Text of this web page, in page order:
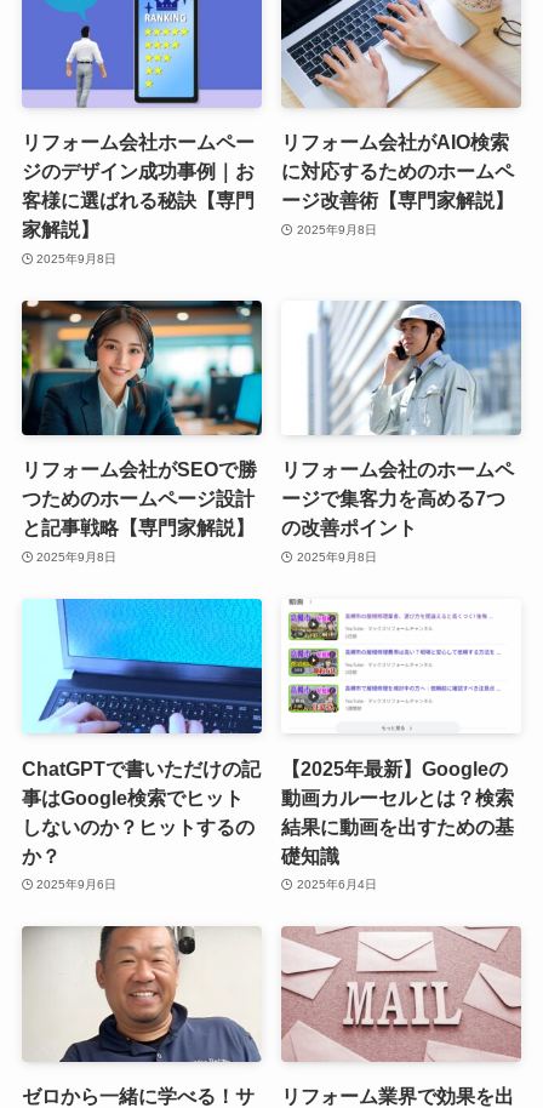
リフォーム会社ホームペー
ジのデザイン成功事例｜お
客様に選ばれる秘訣【専門
家解説】
2025年9月8日
リフォーム会社がAIO検索
に対応するためのホームペ
ージ改善術【専門家解説】
2025年9月8日
リフォーム会社がSEOで勝
つためのホームページ設計
と記事戦略【専門家解説】
2025年9月8日
リフォーム会社のホームペ
ージで集客力を高める7つ
の改善ポイント
2025年9月8日
ChatGPTで書いただけの記
事はGoogle検索でヒット
しないのか？ヒットするの
か？
2025年9月6日
【2025年最新】Googleの
動画カルーセルとは？検索
結果に動画を出すための基
礎知識
2025年6月4日
ゼロから一緒に学べる！サ
リフォーム業界で効果を出